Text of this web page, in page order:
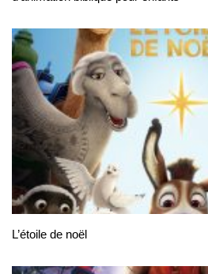
L’étoile de noël